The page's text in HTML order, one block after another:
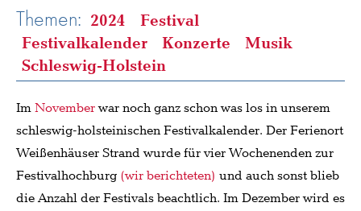
Themen: 2024
Festival
Festivalkalender
Konzerte
Musik
Schleswig-Holstein
ImNovemberwar noch ganz schon was los in unserem
schleswig-holsteinischen Festivalkalender. Der Ferienort
Weißenhäuser Strand wurde für vier Wochenenden zur
Festivalhochburg (wir berichteten) und auch sonst blieb
die Anzahl der Festivals beachtlich. Im Dezember wird es